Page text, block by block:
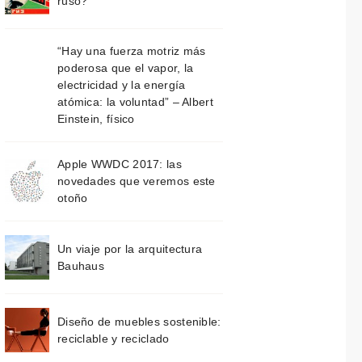
“Hay una fuerza motriz más
poderosa que el vapor, la
electricidad y la energía
atómica: la voluntad” – Albert
Einstein, físico
Apple WWDC 2017: las
novedades que veremos este
otoño
Un viaje por la arquitectura
Bauhaus
Diseño de muebles sostenible:
reciclable y reciclado